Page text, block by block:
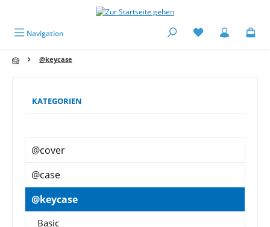
Navigation
@keycase
KATEGORIEN
@cover
@case
@keycase
Basic